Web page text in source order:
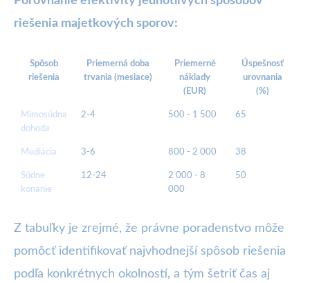
riešenia majetkových sporov:
Spôsob
riešenia
Priemerná doba
trvania (mesiace)
Priemerné
náklady
(EUR)
Úspešnosť
urovnania
(%)
Mimosúdna
dohoda
2-4 500 - 1 500 65
Mediácia 3-6 800 - 2 000 38
Súdne
konanie
12-24
2 000 - 8
000
50
Z tabuľky je zrejmé, že právne poradenstvo môže
pomôcť identifikovať najvhodnejší spôsob riešenia
podľa konkrétnych okolností, a tým šetriť čas aj